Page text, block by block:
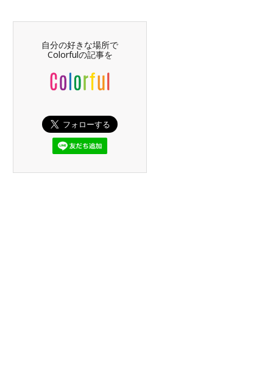
自分の好きな場所で
Colorfulの記事を